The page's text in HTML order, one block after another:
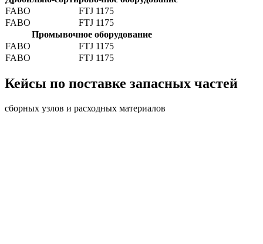
FABO
FTJ 1175
FABO
FTJ 1175
Промывочное оборудование
FABO
FTJ 1175
FABO
FTJ 1175
Кейсы по поставке запасных частей
сборных узлов и расходных материалов